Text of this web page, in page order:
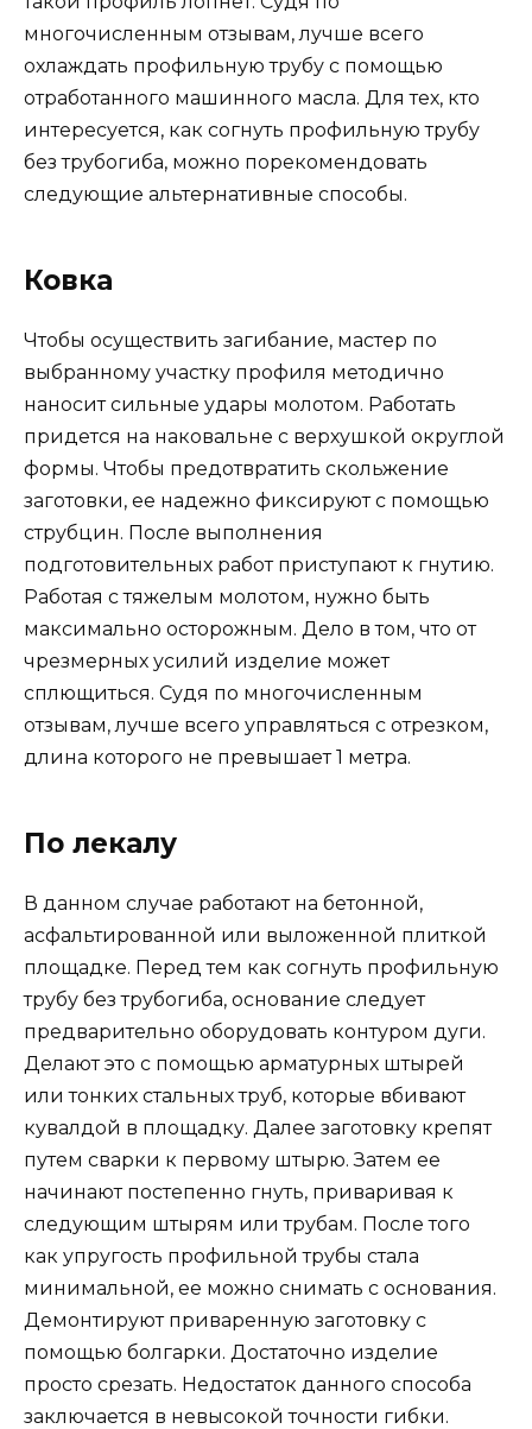
многочисленным отзывам, лучше всего
охлаждать профильную трубу с помощью
отработанного машинного масла. Для тех, кто
интересуется, как согнуть профильную трубу
без трубогиба, можно порекомендовать
следующие альтернативные способы.
Ковка
Чтобы осуществить загибание, мастер по
выбранному участку профиля методично
наносит сильные удары молотом. Работать
придется на наковальне с верхушкой округлой
формы. Чтобы предотвратить скольжение
заготовки, ее надежно фиксируют с помощью
струбцин. После выполнения
подготовительных работ приступают к гнутию.
Работая с тяжелым молотом, нужно быть
максимально осторожным. Дело в том, что от
чрезмерных усилий изделие может
сплющиться. Судя по многочисленным
отзывам, лучше всего управляться с отрезком,
длина которого не превышает 1 метра.
По лекалу
В данном случае работают на бетонной,
асфальтированной или выложенной плиткой
площадке. Перед тем как согнуть профильную
трубу без трубогиба, основание следует
предварительно оборудовать контуром дуги.
Делают это с помощью арматурных штырей
или тонких стальных труб, которые вбивают
кувалдой в площадку. Далее заготовку крепят
путем сварки к первому штырю. Затем ее
начинают постепенно гнуть, приваривая к
следующим штырям или трубам. После того
как упругость профильной трубы стала
минимальной, ее можно снимать с основания.
Демонтируют приваренную заготовку с
помощью болгарки. Достаточно изделие
просто срезать. Недостаток данного способа
заключается в невысокой точности гибки.